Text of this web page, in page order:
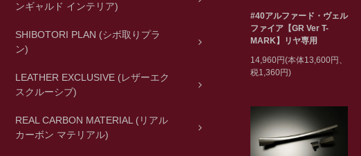
ンギャルド インテリア)
SHIBOTORI PLAN (シボ取りプラ
ン)
LEATHER EXCLUSIVE (レザーエク
スクルーシブ)
REAL CARBON MATERIAL (リアル
カーボン マテリアル)
#40アルファード・ヴェル
ファイア【GR Ver T-
MARK】リヤ専用
14,960円(本体13,600円、
税1,360円)